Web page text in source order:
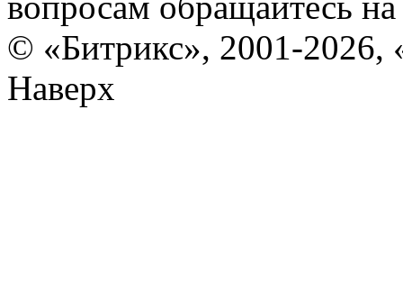
© «Битрикс», 2001-2026,
Наверх